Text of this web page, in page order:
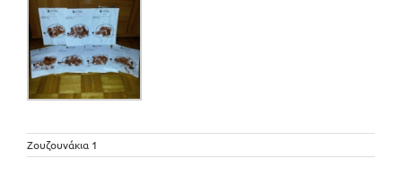
Ζουζουνάκια 1